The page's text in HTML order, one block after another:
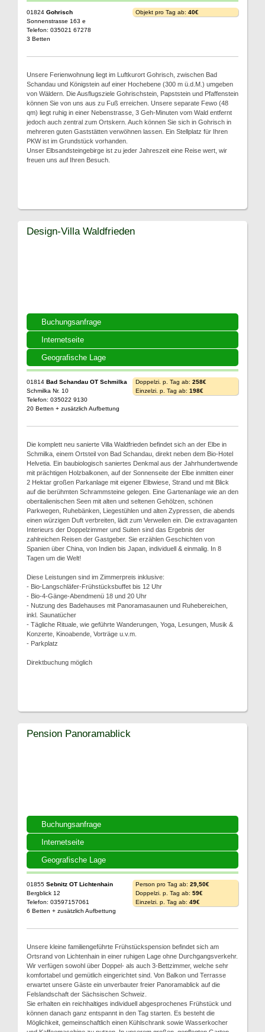
01824 Gohrisch
Sonnenstrasse 163 e
Telefon: 035021 67278
3 Betten
Objekt pro Tag ab: 40€
Unsere Ferienwohnung liegt im Luftkurort Gohrisch, zwischen Bad
Schandau und Königstein auf einer Hochebene (300 m ü.d.M.) umgeben
von Wäldern. Die Ausflugsziele Gohrischstein, Papststein und Pfaffenstein
können Sie von uns aus zu Fuß erreichen. Unsere separate Fewo (48
qm) liegt ruhig in einer Nebenstrasse, 3 Geh-Minuten vom Wald entfernt
jedoch auch zentral zum Ortskern. Auch können Sie sich in Gohrisch in
mehreren guten Gaststätten verwöhnen lassen. Ein Stellplatz für Ihren
PKW ist im Grundstück vorhanden.
Unser Elbsandsteingebirge ist zu jeder Jahreszeit eine Reise wert, wir
freuen uns auf Ihren Besuch.
Buchungsanfrage
Internetseite
Geografische Lage
Design-Villa Waldfrieden
01814 Bad Schandau OT Schmilka
Schmilka Nr. 10
Telefon: 035022 9130
20 Betten + zusätzlich Aufbettung
Doppelzi. p. Tag ab: 258€
Einzelzi. p. Tag ab: 198€
Die komplett neu sanierte Villa Waldfrieden befindet sich an der Elbe in
Schmilka, einem Ortsteil von Bad Schandau, direkt neben dem Bio-Hotel
Helvetia. Ein baubiologisch saniertes Denkmal aus der Jahrhundertwende
mit prächtigen Holzbalkonen, auf der Sonnenseite der Elbe inmitten einer
2 Hektar großen Parkanlage mit eigener Elbwiese, Strand und mit Blick
auf die berühmten Schrammsteine gelegen. Eine Gartenanlage wie an den
oberitalienischen Seen mit alten und seltenen Gehölzen, schönen
Parkwegen, Ruhebänken, Liegestühlen und alten Zypressen, die abends
einen würzigen Duft verbreiten, lädt zum Verweilen ein. Die extravaganten
Interieurs der Doppelzimmer und Suiten sind das Ergebnis der
zahlreichen Reisen der Gastgeber. Sie erzählen Geschichten von
Spanien über China, von Indien bis Japan, individuell & einmalig. In 8
Tagen um die Welt!
Diese Leistungen sind im Zimmerpreis inklusive:
- Bio-Langschläfer-Frühstücksbuffet bis 12 Uhr
- Bio-4-Gänge-Abendmenü 18 und 20 Uhr
- Nutzung des Badehauses mit Panoramasaunen und Ruhebereichen,
inkl. Saunatücher
- Tägliche Rituale, wie geführte Wanderungen, Yoga, Lesungen, Musik &
Konzerte, Kinoabende, Vorträge u.v.m.
- Parkplatz
Direktbuchung möglich
Buchungsanfrage
Internetseite
Geografische Lage
Pension Panoramablick
01855 Sebnitz OT Lichtenhain
Bergblick 12
Telefon: 03597157061
6 Betten + zusätzlich Aufbettung
Person pro Tag ab: 29,50€
Doppelzi. p. Tag ab: 59€
Einzelzi. p. Tag ab: 49€
Unsere kleine familiengeführte Frühstückspension befindet sich am
Ortsrand von Lichtenhain in einer ruhigen Lage ohne Durchgangsverkehr.
Wir verfügen sowohl über Doppel- als auch 3-Bettzimmer, welche sehr
komfortabel und gemütlich eingerichtet sind. Von Balkon und Terrasse
erwartet unsere Gäste ein unverbauter freier Panoramablick auf die
Felslandschaft der Sächsischen Schweiz.
Sie erhalten ein reichhaltiges individuell abgesprochenes Frühstück und
können danach ganz entspannt in den Tag starten. Es besteht die
Möglichkeit, gemeinschaftlich einen Kühlschrank sowie Wasserkocher